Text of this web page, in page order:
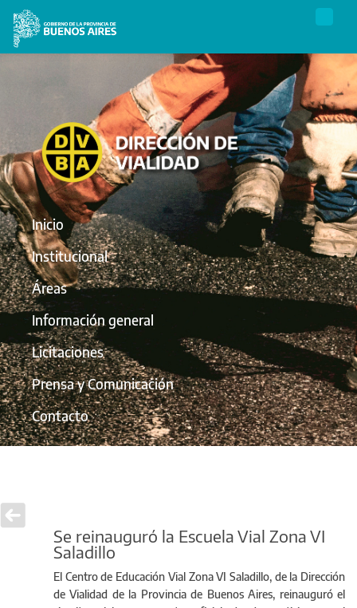
Inicio
Institucional
Áreas
Información general
Licitaciones
Prensa y Comunicación
Contacto
Se reinauguró la Escuela Vial Zona VI
Saladillo
El Centro de Educación Vial Zona VI Saladillo, de la Dirección
de Vialidad de la Provincia de Buenos Aires, reinauguró el